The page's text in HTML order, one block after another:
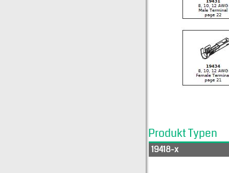
Produkt Typen
19418-x